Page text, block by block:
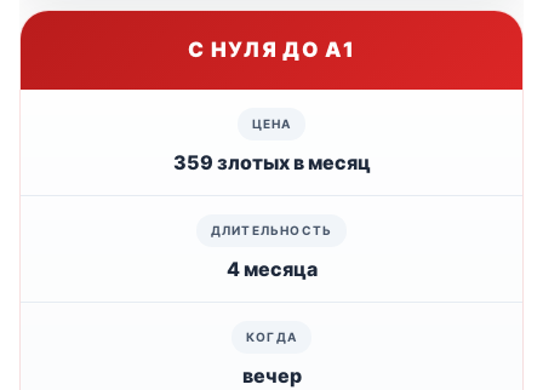
С НУЛЯ ДО А1
359 злотых в месяц
4 месяца
вечер